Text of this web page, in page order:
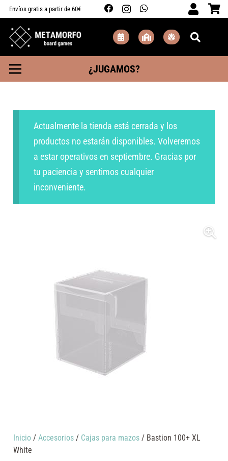
Envíos gratis a partir de 60€
¿JUGAMOS?
Actualmente la tienda está cerrada y los
productos no estarán disponibles. Volveremos
a estar operativos en septiembre. Gracias por
tu paciencia y sentimos cualquier
inconveniente.
Inicio /Accesorios / Cajas para mazos / Bastion 100+ XL
White